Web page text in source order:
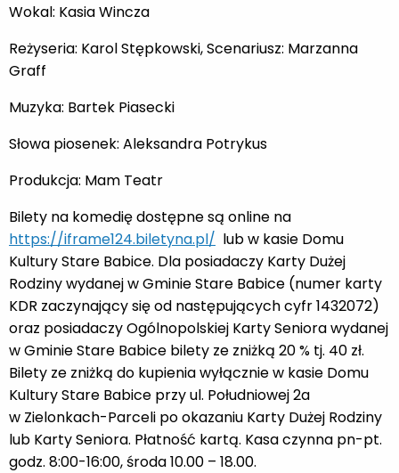
Wokal: Kasia Wincza
Reżyseria: Karol Stępkowski, Scenariusz: Marzanna
Graff
Muzyka: Bartek Piasecki
Słowa piosenek: Aleksandra Potrykus
Produkcja: Mam Teatr
Bilety na komedię dostępne są online na
https://iframe124.biletyna.pl/ lub w kasie Domu
Kultury Stare Babice. Dla posiadaczy Karty Dużej
Rodziny wydanej w Gminie Stare Babice (numer karty
KDR zaczynający się od następujących cyfr 1432072)
oraz posiadaczy Ogólnopolskiej Karty Seniora wydanej
w Gminie Stare Babice bilety ze zniżką 20 % tj. 40 zł.
Bilety ze zniżką do kupienia wyłącznie w kasie Domu
Kultury Stare Babice przy ul. Południowej 2a
w Zielonkach-Parceli po okazaniu Karty Dużej Rodziny
lub Karty Seniora. Płatność kartą. Kasa czynna pn-pt.
godz. 8:00-16:00, środa 10.00 – 18.00.